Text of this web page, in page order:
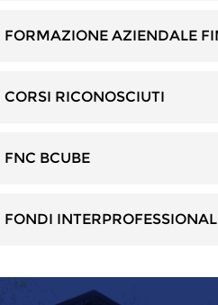
FORMAZIONE AZIENDALE
CORSI RICONOSCIUTI
FNC BCUBE
FONDI